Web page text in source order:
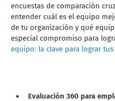
encuestas de comparación
entender cuál es el equipo
de tu organización y qué
especial compromiso para
equipo: la clave para lograr
Evaluación 360 para